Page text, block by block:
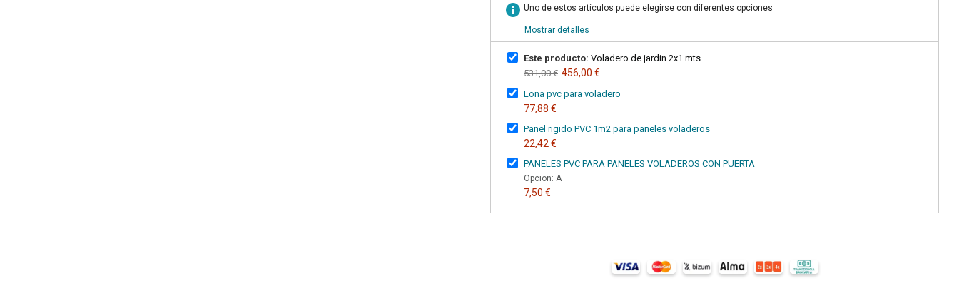
info Uno de estos artículos puede elegirse con diferentes opciones
Mostrar detalles
Este producto: Voladero de jardin 2x1 mts
531,00 € 456,00 €
Lona pvc para voladero
77,88 €
Panel rigido PVC 1m2 para paneles voladeros
22,42 €
PANELES PVC PARA PANELES VOLADEROS CON PUERTA
Opcion: A
7,50 €